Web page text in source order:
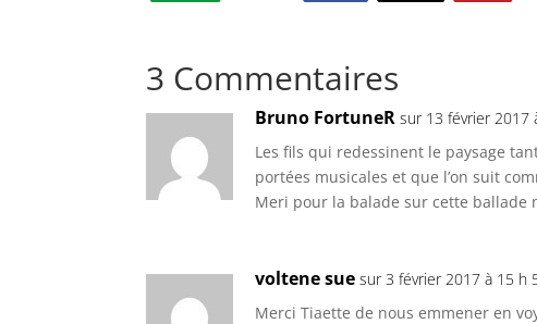
3 Commentaires
Bruno FortuneR sur 13 février 2017
Les fils qui redessinent le paysage
portées musicales et que l’on suit
Meri pour la balade sur cette ballade
voltene sue sur 3 février 2017 à 15 h
Merci Tiaette de nous emmener en